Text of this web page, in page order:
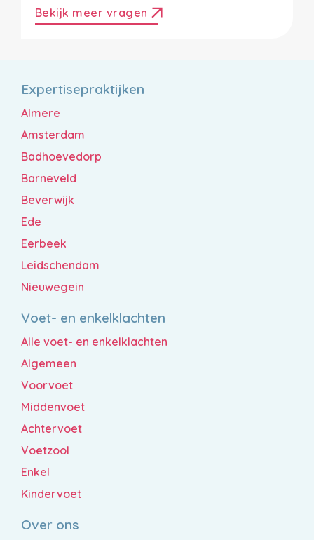
Bekijk meer vragen arrow_outward
Expertisepraktijken
Almere
Amsterdam
Badhoevedorp
Barneveld
Beverwijk
Ede
Eerbeek
Leidschendam
Nieuwegein
Voet- en enkelklachten
Alle voet- en enkelklachten
Algemeen
Voorvoet
Middenvoet
Achtervoet
Voetzool
Enkel
Kindervoet
Over ons